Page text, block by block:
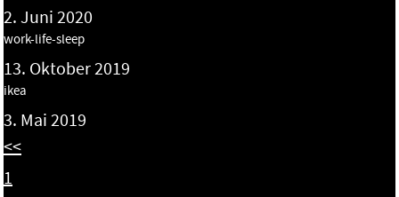
2. Juni 2020
work-life-sleep
13. Oktober 2019
ikea
3. Mai 2019
<<
1